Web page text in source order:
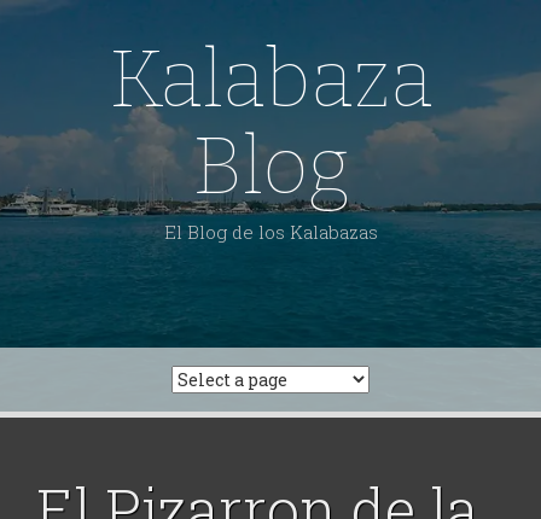
Skip
Kalabaza
Blog
El Blog de los Kalabazas